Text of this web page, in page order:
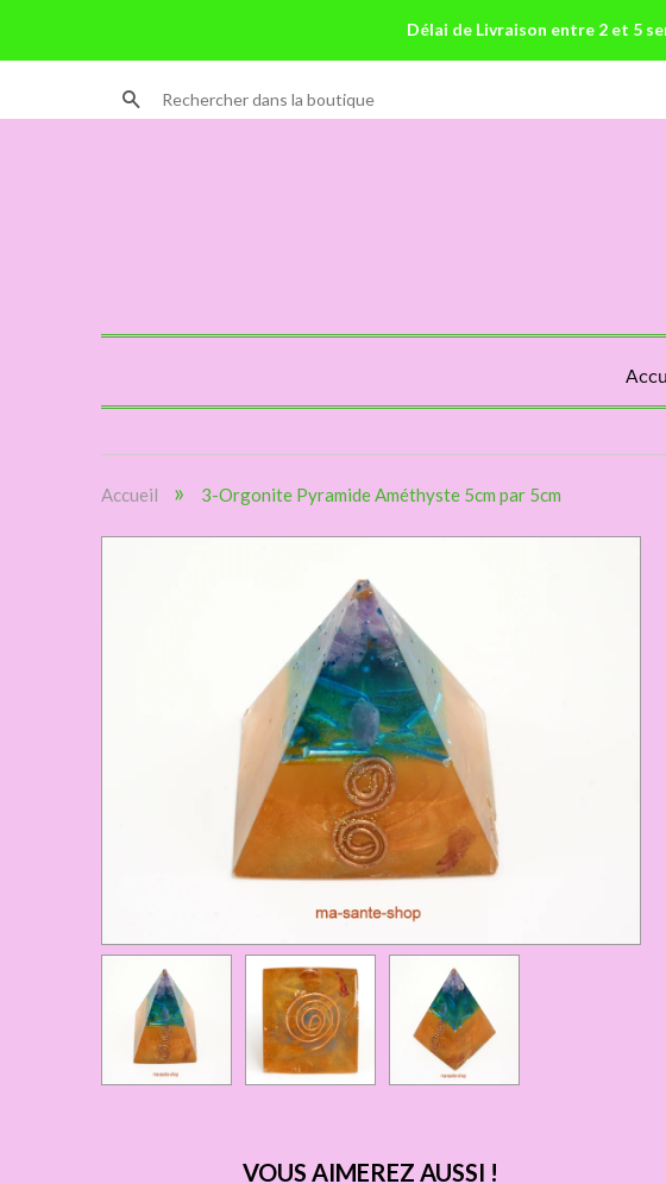
Délai de Livraison entre 2 et 5
Recherche
Accueil » 3-Orgonite Pyramide Améthyste 5cm par 5cm
VOUS AIMEREZ AUSSI !